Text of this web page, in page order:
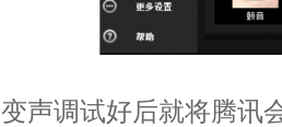
变声调试好后就将腾讯